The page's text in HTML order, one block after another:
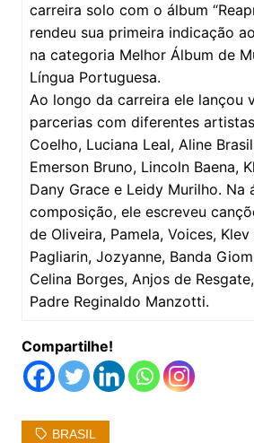
carreira solo com o álbum
rendeu sua primeira indicação
na categoria Melhor Álbum de
Língua Portuguesa.
Ao longo da carreira ele lançou
parcerias com diferentes
Coelho, Luciana Leal, Aline
Emerson Bruno, Lincoln Baena,
Dany Grace e Leidy Murilho. Na
composição, ele escreveu
de Oliveira, Pamela, Voices,
Pagliarin, Jozyanne, Banda
Celina Borges, Anjos de
Padre Reginaldo Manzotti.
Compartilhe!
BRASIL